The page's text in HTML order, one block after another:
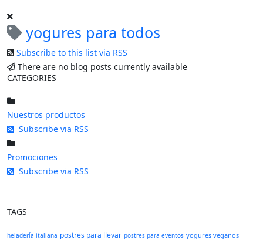
yogures para todos
Subscribe to this list via RSS
There are no blog posts currently available
CATEGORIES
Nuestros productos
Subscribe via RSS
Promociones
Subscribe via RSS
TAGS
heladería italiana postres para llevar postres para eventos yogures veganos